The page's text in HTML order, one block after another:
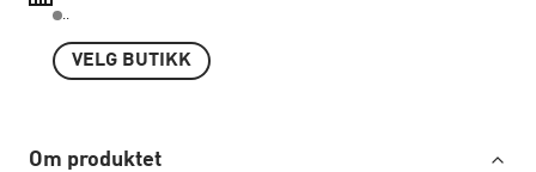
..
VELG BUTIKK
Om produktet